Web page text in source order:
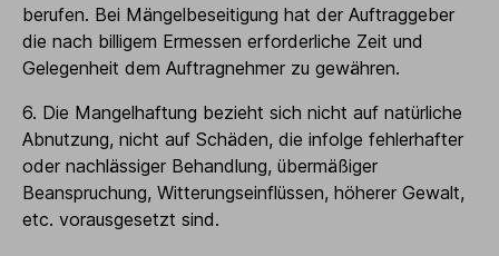
berufen. Bei Mängelbeseitigung hat der Auftraggeber
die nach billigem Ermessen erforderliche Zeit und
Gelegenheit dem Auftragnehmer zu gewähren.
6. Die Mangelhaftung bezieht sich nicht auf natürliche
Abnutzung, nicht auf Schäden, die infolge fehlerhafter
oder nachlässiger Behandlung, übermäßiger
Beanspruchung, Witterungseinflüssen, höherer Gewalt,
etc. vorausgesetzt sind.